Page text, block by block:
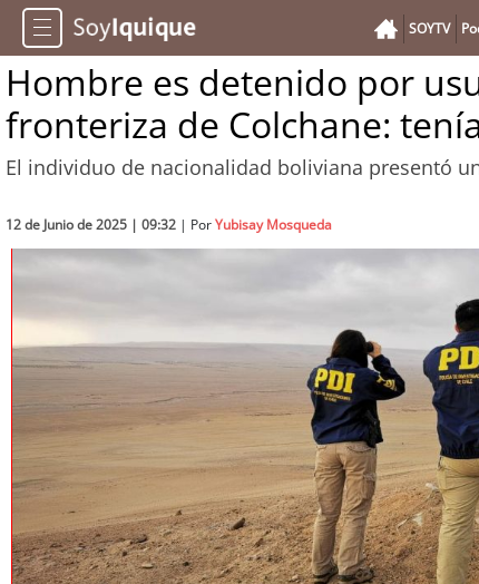
SOYTV
Hombre es detenido por
fronteriza de Colchane:
El individuo de nacionalidad boliviana presentó
12 de Junio de 2025 | 09:32 | PorYubisay Mosqueda